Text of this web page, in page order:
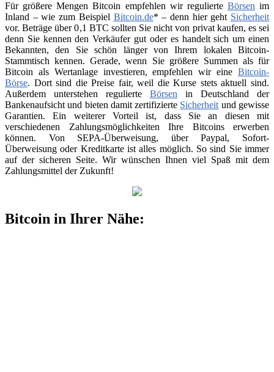
Für größere Mengen Bitcoin empfehlen wir regulierte Börsen im
Inland – wie zum Beispiel Bitcoin.de* – denn hier geht Sicherheit
vor. Beträge über 0,1 BTC sollten Sie nicht von privat kaufen, es sei
denn Sie kennen den Verkäufer gut oder es handelt sich um einen
Bekannten, den Sie schön länger von Ihrem lokalen Bitcoin-
Stammtisch kennen. Gerade, wenn Sie größere Summen als für
Bitcoin als Wertanlage investieren, empfehlen wir eine Bitcoin-
Börse. Dort sind die Preise fair, weil die Kurse stets aktuell sind.
Außerdem unterstehen regulierte Börsen in Deutschland der
Bankenaufsicht und bieten damit zertifizierte Sicherheit und gewisse
Garantien. Ein weiterer Vorteil ist, dass Sie an diesen mit
verschiedenen Zahlungsmöglichkeiten Ihre Bitcoins erwerben
können. Von SEPA-Überweisung, über Paypal, Sofort-
Überweisung oder Kreditkarte ist alles möglich. So sind Sie immer
auf der sicheren Seite. Wir wünschen Ihnen viel Spaß mit dem
Zahlungsmittel der Zukunft!
Bitcoin in Ihrer Nähe: